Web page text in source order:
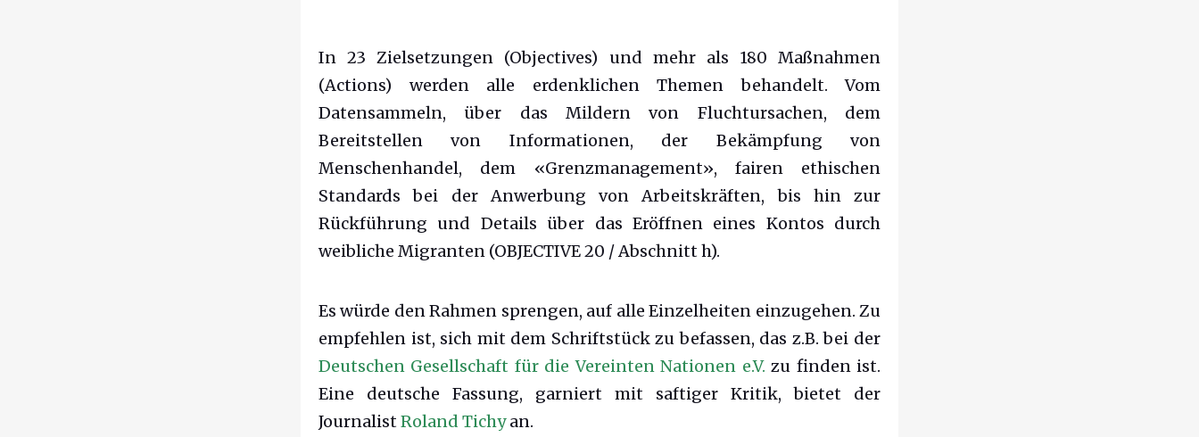
In 23 Zielsetzungen (Objectives) und mehr als 180 Maßnahmen
(Actions) werden alle erdenklichen Themen behandelt. Vom
Datensammeln, über das Mildern von Fluchtursachen, dem
Bereitstellen von Informationen, der Bekämpfung von
Menschenhandel, dem «Grenzmanagement», fairen ethischen
Standards bei der Anwerbung von Arbeitskräften, bis hin zur
Rückführung und Details über das Eröffnen eines Kontos durch
weibliche Migranten (OBJECTIVE 20 / Abschnitt h).
Es würde den Rahmen sprengen, auf alle Einzelheiten einzugehen. Zu
empfehlen ist, sich mit dem Schriftstück zu befassen, das z.B. bei der
Deutschen Gesellschaft für die Vereinten Nationen e.V. zu finden ist.
Eine deutsche Fassung, garniert mit saftiger Kritik, bietet der
JournalistRoland Tichyan.